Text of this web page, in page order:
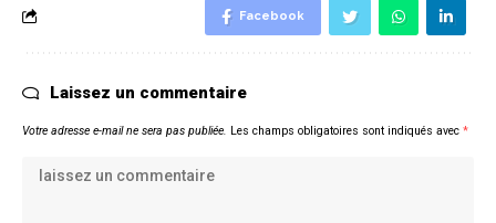
Facebook
Laissez un commentaire
Votre adresse e-mail ne sera pas publiée. Les champs obligatoires sont indiqués avec *